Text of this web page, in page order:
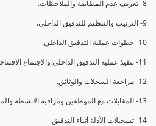
8- تعريف عدم المطابقة والملاحظات.
9- الترتيب والتنظيم للتدقيق الداخلي.
10- خطوات عملية التدقيق الداخلي.
11- تنفيذ عملية التدقيق الداخلي والاجتماع الافتتاحي.
12- مراجعة السجلات والوثائق.
13- المقابلات مع الموظفين ومراقبة الانشطة والمرافق.
14- تسجيلات الأدلة أثناء التدقيق.